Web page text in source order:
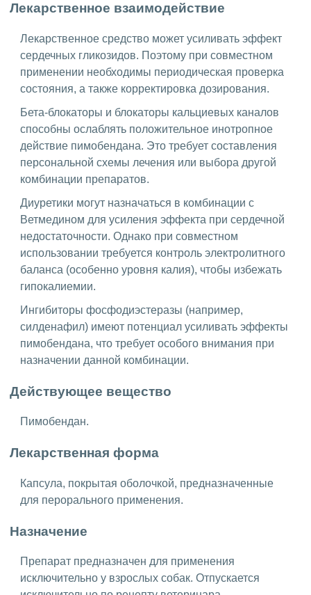
Лекарственное взаимодействие
Лекарственное средство может усиливать эффект
сердечных гликозидов. Поэтому при совместном
применении необходимы периодическая проверка
состояния, а также корректировка дозирования.
Бета-блокаторы и блокаторы кальциевых каналов
способны ослаблять положительное инотропное
действие пимобендана. Это требует составления
персональной схемы лечения или выбора другой
комбинации препаратов.
Диуретики могут назначаться в комбинации с
Ветмедином для усиления эффекта при сердечной
недостаточности. Однако при совместном
использовании требуется контроль электролитного
баланса (особенно уровня калия), чтобы избежать
гипокалиемии.
Ингибиторы фосфодиэстеразы (например,
силденафил) имеют потенциал усиливать эффекты
пимобендана, что требует особого внимания при
назначении данной комбинации.
Действующее вещество
Пимобендан.
Лекарственная форма
Капсула, покрытая оболочкой, предназначенные
для перорального применения.
Назначение
Препарат предназначен для применения
исключительно у взрослых собак. Отпускается